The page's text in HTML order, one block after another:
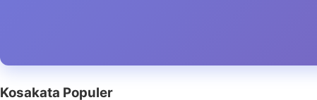
Kosakata Populer